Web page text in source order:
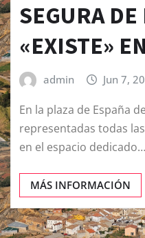
SEGURA
«EXISTE»
admin Jun 7,
En la plaza de España
representadas todas
en el espacio dedicado…
MÁS INFORMACIÓN